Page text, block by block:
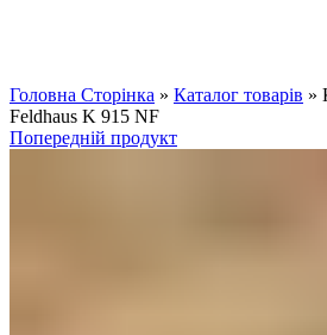
Головна Сторінка » Каталог товарів »
Feldhaus K 915 NF
Попередній продукт